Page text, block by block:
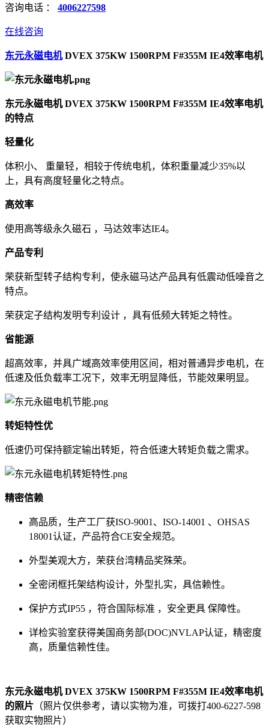
咨询电话 ： 4006227598
在线咨询
东元永磁电机DVEX 375KW 1500RPM F#355M IE4效率电机
东元永磁电机 DVEX 375KW 1500RPM F#355M IE4效率电机
的特点
轻量化
体积小、 重量轻，相较于传统电机，体积重量减少35%以
上，具有高度轻量化之特点。
高效率
使用高等级永久磁石 ，马达效率达IE4。
产品专利
荣获新型转子结构专利，使永磁马达产品具有低震动低噪音之
特点。
荣获定子结构发明专利设计 ，具有低频大转矩之特性。
省能源
超高效率，并具广域高效率使用区间，相对普通异步电机，在
低速及低负载率工况下，效率无明显降低，节能效果明显。
转矩特性优
低速仍可保持额定输出转矩，符合低速大转矩负载之需求。
精密信赖
高品质，生产工厂获ISO-9001、ISO-14001 、OHSAS
18001认证，产品符合CE安全规范。
外型美观大方，荣获台湾精品奖殊荣。
全密闭框托架结构设计，外型扎实，具信赖性。
保护方式IP55 ，符合国际标准 ，安全更具 保障性。
详检实验室获得美国商务部(DOC)NVLAP认证，精密度
高，质量信赖性佳。
东元永磁电机 DVEX 375KW 1500RPM F#355M IE4效率电机
的照片 （照片仅供参考，请以实物为准，可拨打400-6227-598
获取实物照片）